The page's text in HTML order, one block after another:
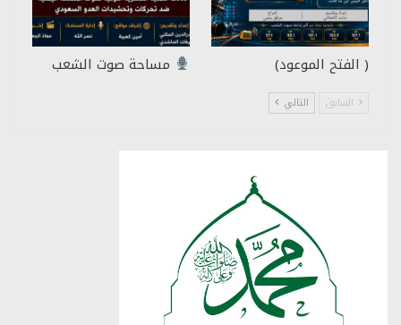
( الفتح الموعود) مساحة صوت الشعب
السابق التالي